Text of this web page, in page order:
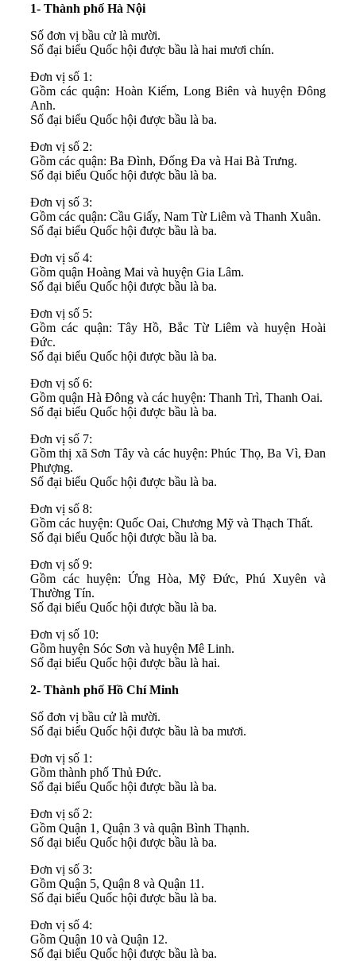
1- Thành phố Hà Nội
Số đơn vị bầu cử là mười.
Số đại biểu Quốc hội được bầu là hai mươi chín.
Đơn vị số 1:
Gồm các quận: Hoàn Kiếm, Long Biên và huyện Đông
Anh.
Số đại biểu Quốc hội được bầu là ba.
Đơn vị số 2:
Gồm các quận: Ba Đình, Đống Đa và Hai Bà Trưng.
Số đại biểu Quốc hội được bầu là ba.
Đơn vị số 3:
Gồm các quận: Cầu Giấy, Nam Từ Liêm và Thanh Xuân.
Số đại biểu Quốc hội được bầu là ba.
Đơn vị số 4:
Gồm quận Hoàng Mai và huyện Gia Lâm.
Số đại biểu Quốc hội được bầu là ba.
Đơn vị số 5:
Gồm các quận: Tây Hồ, Bắc Từ Liêm và huyện Hoài
Đức.
Số đại biểu Quốc hội được bầu là ba.
Đơn vị số 6:
Gồm quận Hà Đông và các huyện: Thanh Trì, Thanh Oai.
Số đại biểu Quốc hội được bầu là ba.
Đơn vị số 7:
Gồm thị xã Sơn Tây và các huyện: Phúc Thọ, Ba Vì, Đan
Phượng.
Số đại biểu Quốc hội được bầu là ba.
Đơn vị số 8:
Gồm các huyện: Quốc Oai, Chương Mỹ và Thạch Thất.
Số đại biểu Quốc hội được bầu là ba.
Đơn vị số 9:
Gồm các huyện: Ứng Hòa, Mỹ Đức, Phú Xuyên và
Thường Tín.
Số đại biểu Quốc hội được bầu là ba.
Đơn vị số 10:
Gồm huyện Sóc Sơn và huyện Mê Linh.
Số đại biểu Quốc hội được bầu là hai.
2- Thành phố Hồ Chí Minh
Số đơn vị bầu cử là mười.
Số đại biểu Quốc hội được bầu là ba mươi.
Đơn vị số 1:
Gồm thành phố Thủ Đức.
Số đại biểu Quốc hội được bầu là ba.
Đơn vị số 2:
Gồm Quận 1, Quận 3 và quận Bình Thạnh.
Số đại biểu Quốc hội được bầu là ba.
Đơn vị số 3:
Gồm Quận 5, Quận 8 và Quận 11.
Số đại biểu Quốc hội được bầu là ba.
Đơn vị số 4:
Gồm Quận 10 và Quận 12.
Số đại biểu Quốc hội được bầu là ba.